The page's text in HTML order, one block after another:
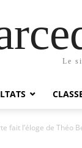
Le
fait l’éloge de Théo